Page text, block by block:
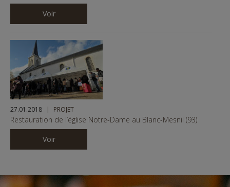
Voir
27.01.2018 PROJET
Restauration de l’église Notre-Dame au Blanc-Mesnil (93)
Voir